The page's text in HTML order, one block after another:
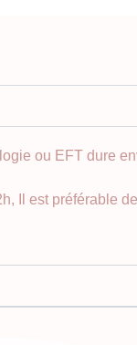
ou EFT dure
Il est préférable